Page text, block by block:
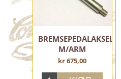
BREMSEPEDALAKSEL
M/ARM
kr 675,00